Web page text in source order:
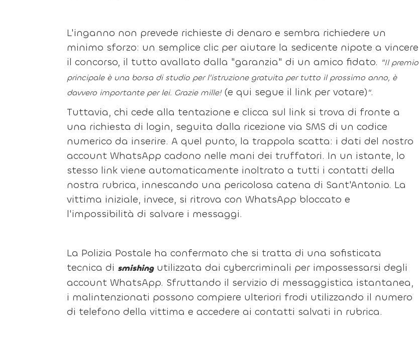
L'inganno non prevede richieste di denaro e sembra richiedere un
minimo sforzo: un semplice clic per aiutare la sedicente nipote a vincere
il concorso, il tutto avallato dalla "garanzia" di un amico fidato. "Il premio
principale è una borsa di studio per l'istruzione gratuita per tutto il prossimo anno, è
davvero importante per lei. Grazie mille! (e qui segue il link per votare)".
Tuttavia, chi cede alla tentazione e clicca sul link si trova di fronte a
una richiesta di login, seguita dalla ricezione via SMS di un codice
numerico da inserire. A quel punto, la trappola scatta: i dati del nostro
account WhatsApp cadono nelle mani dei truffatori. In un istante, lo
stesso link viene automaticamente inoltrato a tutti i contatti della
nostra rubrica, innescando una pericolosa catena di Sant'Antonio. La
vittima iniziale, invece, si ritrova con WhatsApp bloccato e
l'impossibilità di salvare i messaggi.
La Polizia Postale ha confermato che si tratta di una sofisticata
tecnica di smishingutilizzata dai cybercriminali per impossessarsi degli
account WhatsApp. Sfruttando il servizio di messaggistica istantanea,
i malintenzionati possono compiere ulteriori frodi utilizzando il numero
di telefono della vittima e accedere ai contatti salvati in rubrica.